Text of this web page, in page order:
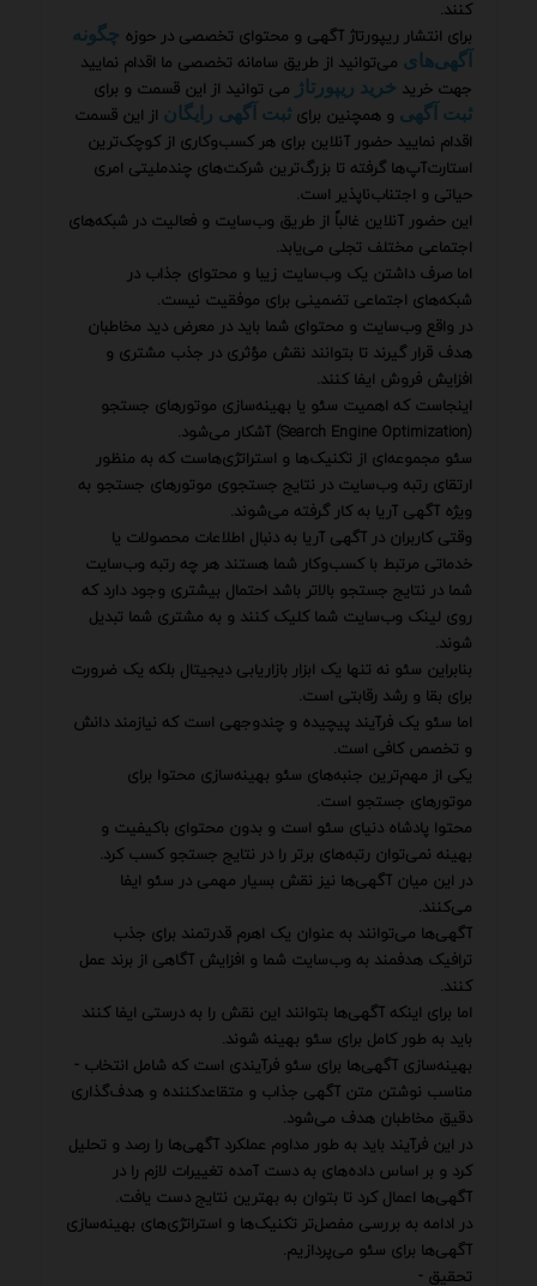
کنند.
برای انتشار ریپورتاژ آگهی و محتوای تخصصی در حوزه چگونه
آگهی‌های می‌توانید از طریق سامانه تخصصی ما اقدام نمایید
جهت خرید خرید ریپورتاژ می توانید از این قسمت و برای
ثبت آگهی و همچنین برای ثبت آگهی رایگان از این قسمت
اقدام نمایید حضور آنلاین برای هر کسب‌وکاری از کوچک‌ترین
استارت‌آپ‌ها گرفته تا بزرگ‌ترین شرکت‌های چندملیتی امری
حیاتی و اجتناب‌ناپذیر است.
این حضور آنلاین غالباً از طریق وب‌سایت و فعالیت در شبکه‌های
اجتماعی مختلف تجلی می‌یابد.
اما صرف داشتن یک وب‌سایت زیبا و محتوای جذاب در
شبکه‌های اجتماعی تضمینی برای موفقیت نیست.
در واقع وب‌سایت و محتوای شما باید در معرض دید مخاطبان
هدف قرار گیرند تا بتوانند نقش مؤثری در جذب مشتری و
افزایش فروش ایفا کنند.
اینجاست که اهمیت سئو یا بهینه‌سازی موتورهای جستجو
(Search Engine Optimization) آشکار می‌شود.
سئو مجموعه‌ای از تکنیک‌ها و استراتژی‌هاست که به منظور
ارتقای رتبه وب‌سایت در نتایج جستجوی موتورهای جستجو به
ویژه آگهی آریا به کار گرفته می‌شوند.
وقتی کاربران در آگهی آریا به دنبال اطلاعات محصولات یا
خدماتی مرتبط با کسب‌وکار شما هستند هر چه رتبه وب‌سایت
شما در نتایج جستجو بالاتر باشد احتمال بیشتری وجود دارد که
روی لینک وب‌سایت شما کلیک کنند و به مشتری شما تبدیل
شوند.
بنابراین سئو نه تنها یک ابزار بازاریابی دیجیتال بلکه یک ضرورت
برای بقا و رشد رقابتی است.
اما سئو یک فرآیند پیچیده و چندوجهی است که نیازمند دانش
و تخصص کافی است.
یکی از مهم‌ترین جنبه‌های سئو بهینه‌سازی محتوا برای
موتورهای جستجو است.
محتوا پادشاه دنیای سئو است و بدون محتوای باکیفیت و
بهینه نمی‌توان رتبه‌های برتر را در نتایج جستجو کسب کرد.
در این میان آگهی‌ها نیز نقش بسیار مهمی در سئو ایفا
می‌کنند.
آگهی‌ها می‌توانند به عنوان یک اهرم قدرتمند برای جذب
ترافیک هدفمند به وب‌سایت شما و افزایش آگاهی از برند عمل
کنند.
اما برای اینکه آگهی‌ها بتوانند این نقش را به درستی ایفا کنند
باید به طور کامل برای سئو بهینه شوند.
بهینه‌سازی آگهی‌ها برای سئو فرآیندی است که شامل انتخاب -
مناسب نوشتن متن آگهی جذاب و متقاعدکننده و هدف‌گذاری
دقیق مخاطبان هدف می‌شود.
در این فرآیند باید به طور مداوم عملکرد آگهی‌ها را رصد و تحلیل
کرد و بر اساس داده‌های به دست آمده تغییرات لازم را در
آگهی‌ها اعمال کرد تا بتوان به بهترین نتایج دست یافت.
در ادامه به بررسی مفصل‌تر تکنیک‌ها و استراتژی‌های بهینه‌سازی
آگهی‌ها برای سئو می‌پردازیم.
تحقیق -